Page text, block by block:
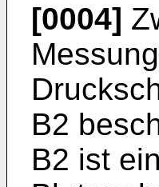
[0004]
B2
B2 ist